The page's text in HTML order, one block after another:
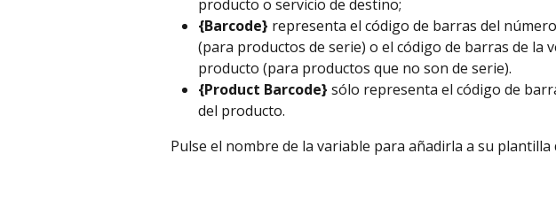
producto o servicio de destino;
{Barcode} representa el código de barras del
(para productos de serie) o el código de barras de la
producto (para productos que no son de serie).
{Product Barcode} sólo representa el código de
del producto.
Pulse el nombre de la variable para añadirla a su plantilla